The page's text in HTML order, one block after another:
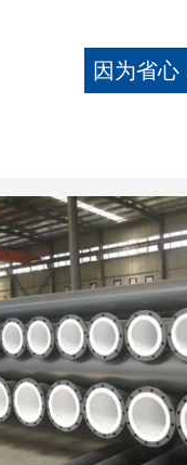
因为省心